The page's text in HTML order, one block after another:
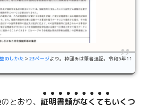
のしかた ＞23ページより。枠囲みは筆者追記。令和5年11
とおり、 証明書類がなくても
●●●●●●●●●
いくつ